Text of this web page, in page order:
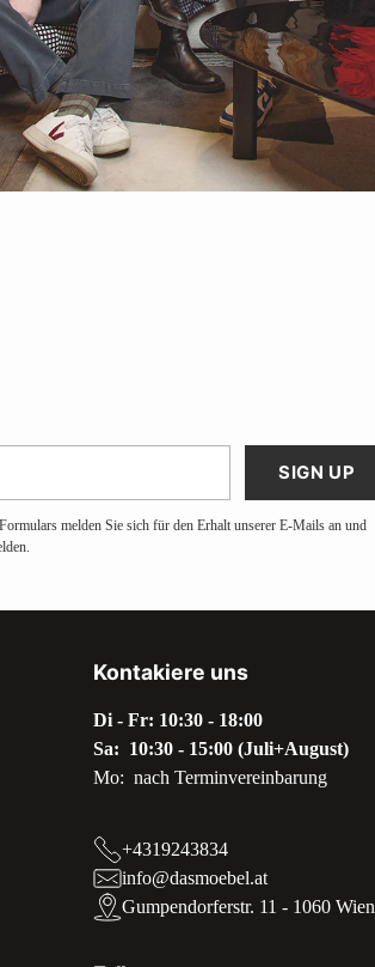
SIGN UP
melden Sie sich für den Erhalt unserer E-Mails an und
Kontakiere uns
Di - Fr: 10:30 - 18:00
Sa: 10:30 - 15:00 (Juli+August)
Mo: nach Terminvereinbarung
+4319243834
info@dasmoebel.at
Gumpendorferstr. 11 - 1060 Wien